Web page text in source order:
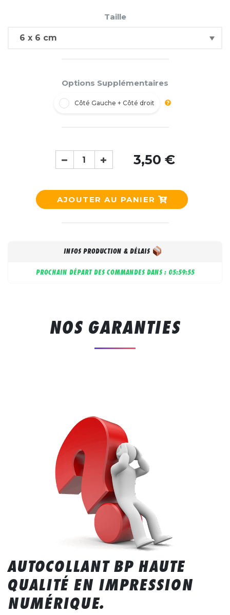
Taille
Options Supplémentaires
Côté Gauche + Côté droit
3,50 €
AJOUTER AU PANIER
INFOS PRODUCTION & DÉLAIS
PROCHAIN DÉPART DES COMMANDES DANS : 05:59:55
NOS GARANTIES
AUTOCOLLANT BP HAUTE
QUALITÉ EN IMPRESSION
NUMÉRIQUE.